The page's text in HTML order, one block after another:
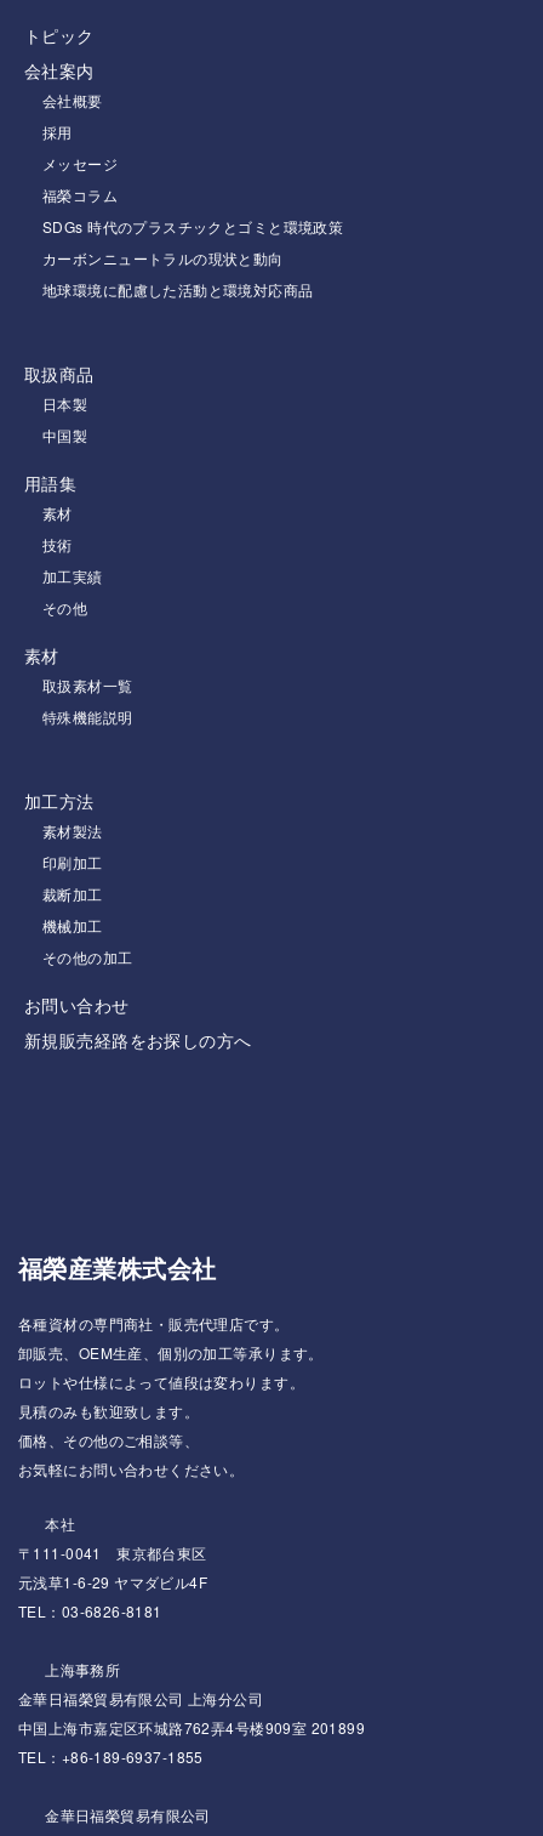
トピック
会社案内
会社概要
採用
メッセージ
福榮コラム
SDGs 時代のプラスチックとゴミと環境政策
カーボンニュートラルの現状と動向
地球環境に配慮した活動と環境対応商品
取扱商品
日本製
中国製
用語集
素材
技術
加工実績
その他
素材
取扱素材一覧
特殊機能説明
加工方法
素材製法
印刷加工
裁断加工
機械加工
その他の加工
お問い合わせ
新規販売経路をお探しの方へ
福榮産業株式会社
各種資材の専門商社・販売代理店です。
卸販売、OEM生産、個別の加工等承ります。
ロットや仕様によって値段は変わります。
見積のみも歓迎致します。
価格、その他のご相談等、
お気軽にお問い合わせください。
本社
〒111-0041 東京都台東区
元浅草1-6-29 ヤマダビル4F
TEL：03-6826-8181
上海事務所
金華日福榮貿易有限公司 上海分公司
中国上海市嘉定区环城路762弄4号楼909室 201899
TEL：+86-189-6937-1855
金華日福榮貿易有限公司